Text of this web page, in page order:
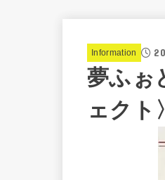
Information
夢ふぉ
ェクト